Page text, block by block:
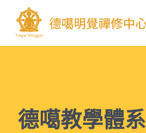
德噶教學體系
德噶教學體系